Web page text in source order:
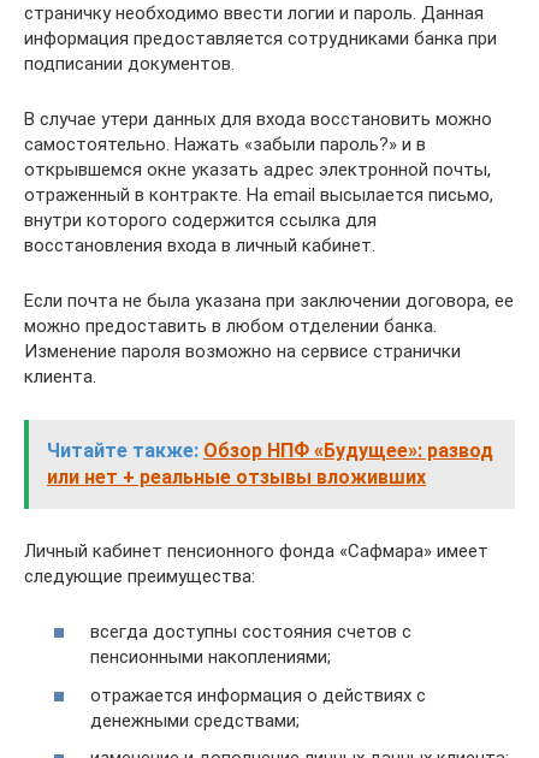
страничку необходимо ввести логии и пароль. Данная
информация предоставляется сотрудниками банка при
подписании документов.
В случае утери данных для входа восстановить можно
самостоятельно. Нажать «забыли пароль?» и в
открывшемся окне указать адрес электронной почты,
отраженный в контракте. На email высылается письмо,
внутри которого содержится ссылка для
восстановления входа в личный кабинет.
Если почта не была указана при заключении договора, ее
можно предоставить в любом отделении банка.
Изменение пароля возможно на сервисе странички
клиента.
Читайте также: Обзор НПФ «Будущее»: развод
или нет + реальные отзывы вложивших
Личный кабинет пенсионного фонда «Сафмара» имеет
следующие преимущества:
всегда доступны состояния счетов с
пенсионными накоплениями;
отражается информация о действиях с
денежными средствами;